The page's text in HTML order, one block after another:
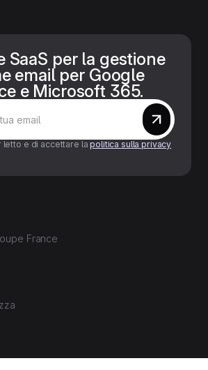
SaaS per la gestione
email per Google
e Microsoft 365.
letto e di accettare lapolitica sulla privacy
France